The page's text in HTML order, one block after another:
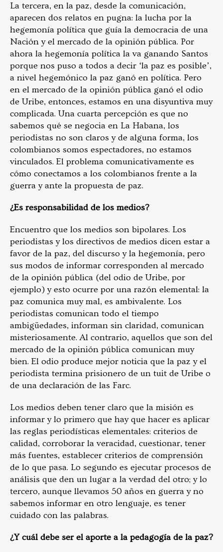
La tercera, en la paz, desde la comunicación,
aparecen dos relatos en pugna: la lucha por la
hegemonía política que guía la democracia de una
Nación y el mercado de la opinión pública. Por
ahora la hegemonía política la va ganando Santos
porque nos puso a todos a decir ‘la paz es posible’,
a nivel hegemónico la paz ganó en política. Pero
en el mercado de la opinión pública ganó el odio
de Uribe, entonces, estamos en una disyuntiva muy
complicada. Una cuarta percepción es que no
sabemos qué se negocia en La Habana, los
periodistas no son claros y de alguna forma, los
colombianos somos espectadores, no estamos
vinculados. El problema comunicativamente es
cómo conectamos a los colombianos frente a la
guerra y ante la propuesta de paz.
¿Es responsabilidad de los medios?
Encuentro que los medios son bipolares. Los
periodistas y los directivos de medios dicen estar a
favor de la paz, del discurso y la hegemonía, pero
sus modos de informar corresponden al mercado
de la opinión pública (del odio de Uribe, por
ejemplo) y esto ocurre por una razón elemental: la
paz comunica muy mal, es ambivalente. Los
periodistas comunican todo el tiempo
ambigüedades, informan sin claridad, comunican
misteriosamente. Al contrario, aquellos que son del
mercado de la opinión pública comunican muy
bien. El odio produce mejor noticia que la paz y el
periodista termina prisionero de un tuit de Uribe o
de una declaración de las Farc.
Los medios deben tener claro que la misión es
informar y lo primero que hay que hacer es aplicar
las reglas periodísticas elementales: criterios de
calidad, corroborar la veracidad, cuestionar, tener
más fuentes, establecer criterios de comprensión
de lo que pasa. Lo segundo es ejecutar procesos de
análisis que den un lugar a la verdad del otro; y lo
tercero, aunque llevamos 50 años en guerra y no
sabemos informar en otro lenguaje, es tener
cuidado con las palabras.
¿Y cuál debe ser el aporte a la pedagogía de la paz?